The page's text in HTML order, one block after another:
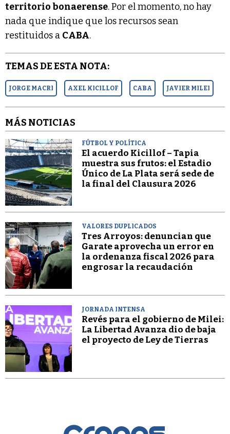
territorio bonaerense. Por el momento, no hay
nada que indique que los recursos sean
restituidos a CABA.
TEMAS DE ESTA NOTA:
JORGE MACRI AXEL KICILLOF CABA JAVIER MILEI
MÁS NOTICIAS
FÚTBOL Y POLÍTICA
El acuerdo Kicillof – Tapia
muestra sus frutos: el Estadio
Único de La Plata será sede de
la final del Clausura 2026
VALORES DUPLICADOS
Tres Arroyos: denuncian que
Garate aprovecha un error en
la ordenanza fiscal 2026 para
engrosar la recaudación
JORNADA INTENSA
Revés para el gobierno de Milei:
La Libertad Avanza dio de baja
el proyecto de Ley de Tierras